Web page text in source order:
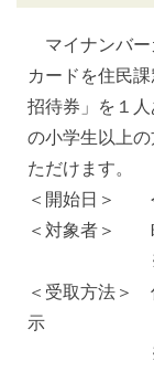
マイナンバー
カードを住民
招待券」を１人
の小学生以上
ただけます。
＜開始日＞
＜対象者＞
※転入さ
＜受取方法＞
示
※同一世